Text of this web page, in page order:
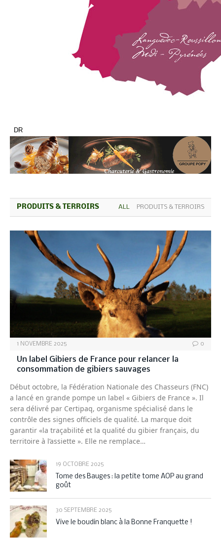
DR
PRODUITS & TERROIRS ALL PRODUITS & TERROIRS
1 NOVEMBRE 2025 0
Un label Gibiers de France pour relancer la
consommation de gibiers sauvages
Début octobre, la Fédération Nationale des Chasseurs (FNC)
a lancé en grande pompe un label « Gibiers de France ». Il
sera délivré par Certipaq, organisme spécialisé dans le
contrôle des signes officiels de qualité. La marque doit
garantir «la traçabilité et la qualité du gibier français, du
territoire à l’assiette ». Elle ne remplace…
19 OCTOBRE 2025
Tome des Bauges : la petite tome AOP au grand
goût
30 SEPTEMBRE 2025
Vive le boudin blanc à la Bonne Franquette !